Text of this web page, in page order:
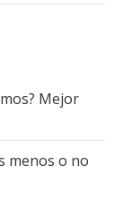
Mejor
menos o no